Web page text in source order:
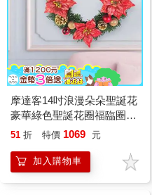
摩達客14吋浪漫朵朵聖誕花
豪華綠色聖誕花圈福臨圈_
紅金系_台灣工藝免組裝
51 折 特價 1069 元
加入購物車